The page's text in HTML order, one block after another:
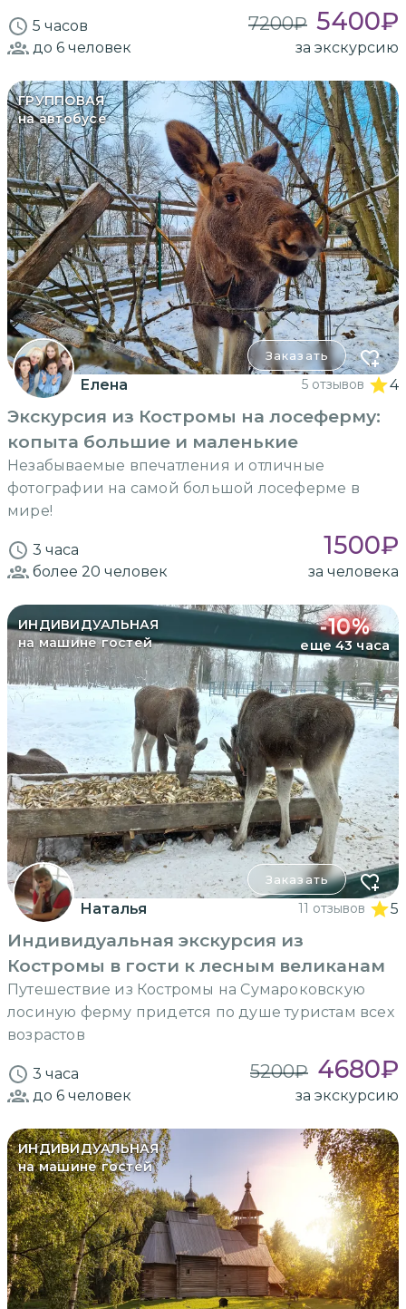
5 часов 7200₽ 5400₽
до 6 человек за экскурсию
ГРУППОВАЯ
на автобусе
Заказать
Елена 5 отзывов 4
Экскурсия из Костромы на лосеферму:
копыта большие и маленькие
Незабываемые впечатления и отличные
фотографии на самой большой лосеферме в
мире!
3 часа 1500₽
более 20 человек за человека
ИНДИВИДУАЛЬНАЯ
на машине гостей
-10%
еще 43 часа
Заказать
Наталья 11 отзывов 5
Индивидуальная экскурсия из
Костромы в гости к лесным великанам
Путешествие из Костромы на Сумароковскую
лосиную ферму придется по душе туристам всех
возрастов
3 часа 5200₽ 4680₽
до 6 человек за экскурсию
ИНДИВИДУАЛЬНАЯ
на машине гостей